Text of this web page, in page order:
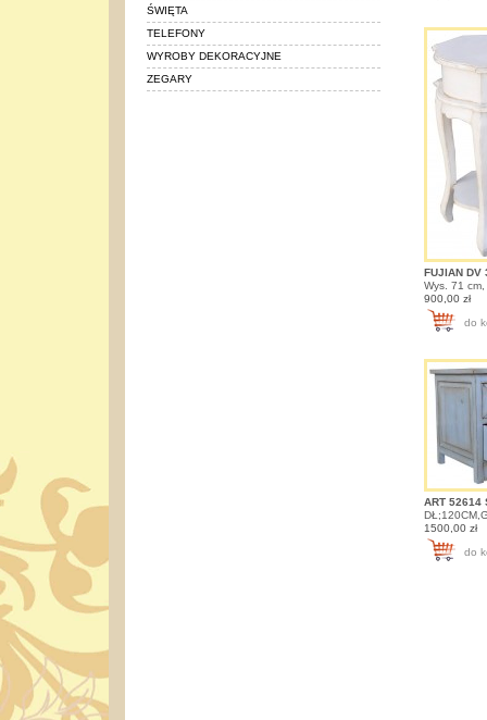
ŚWIĘTA
TELEFONY
WYROBY DEKORACYJNE
ZEGARY
FUJIAN DV
Wys. 71 cm,
900,00 zł
do
ART 52614
1500,00 zł
do